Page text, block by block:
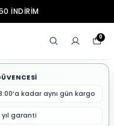
İNDİRİM
0
kadar aynı gün kargo
yıl garanti